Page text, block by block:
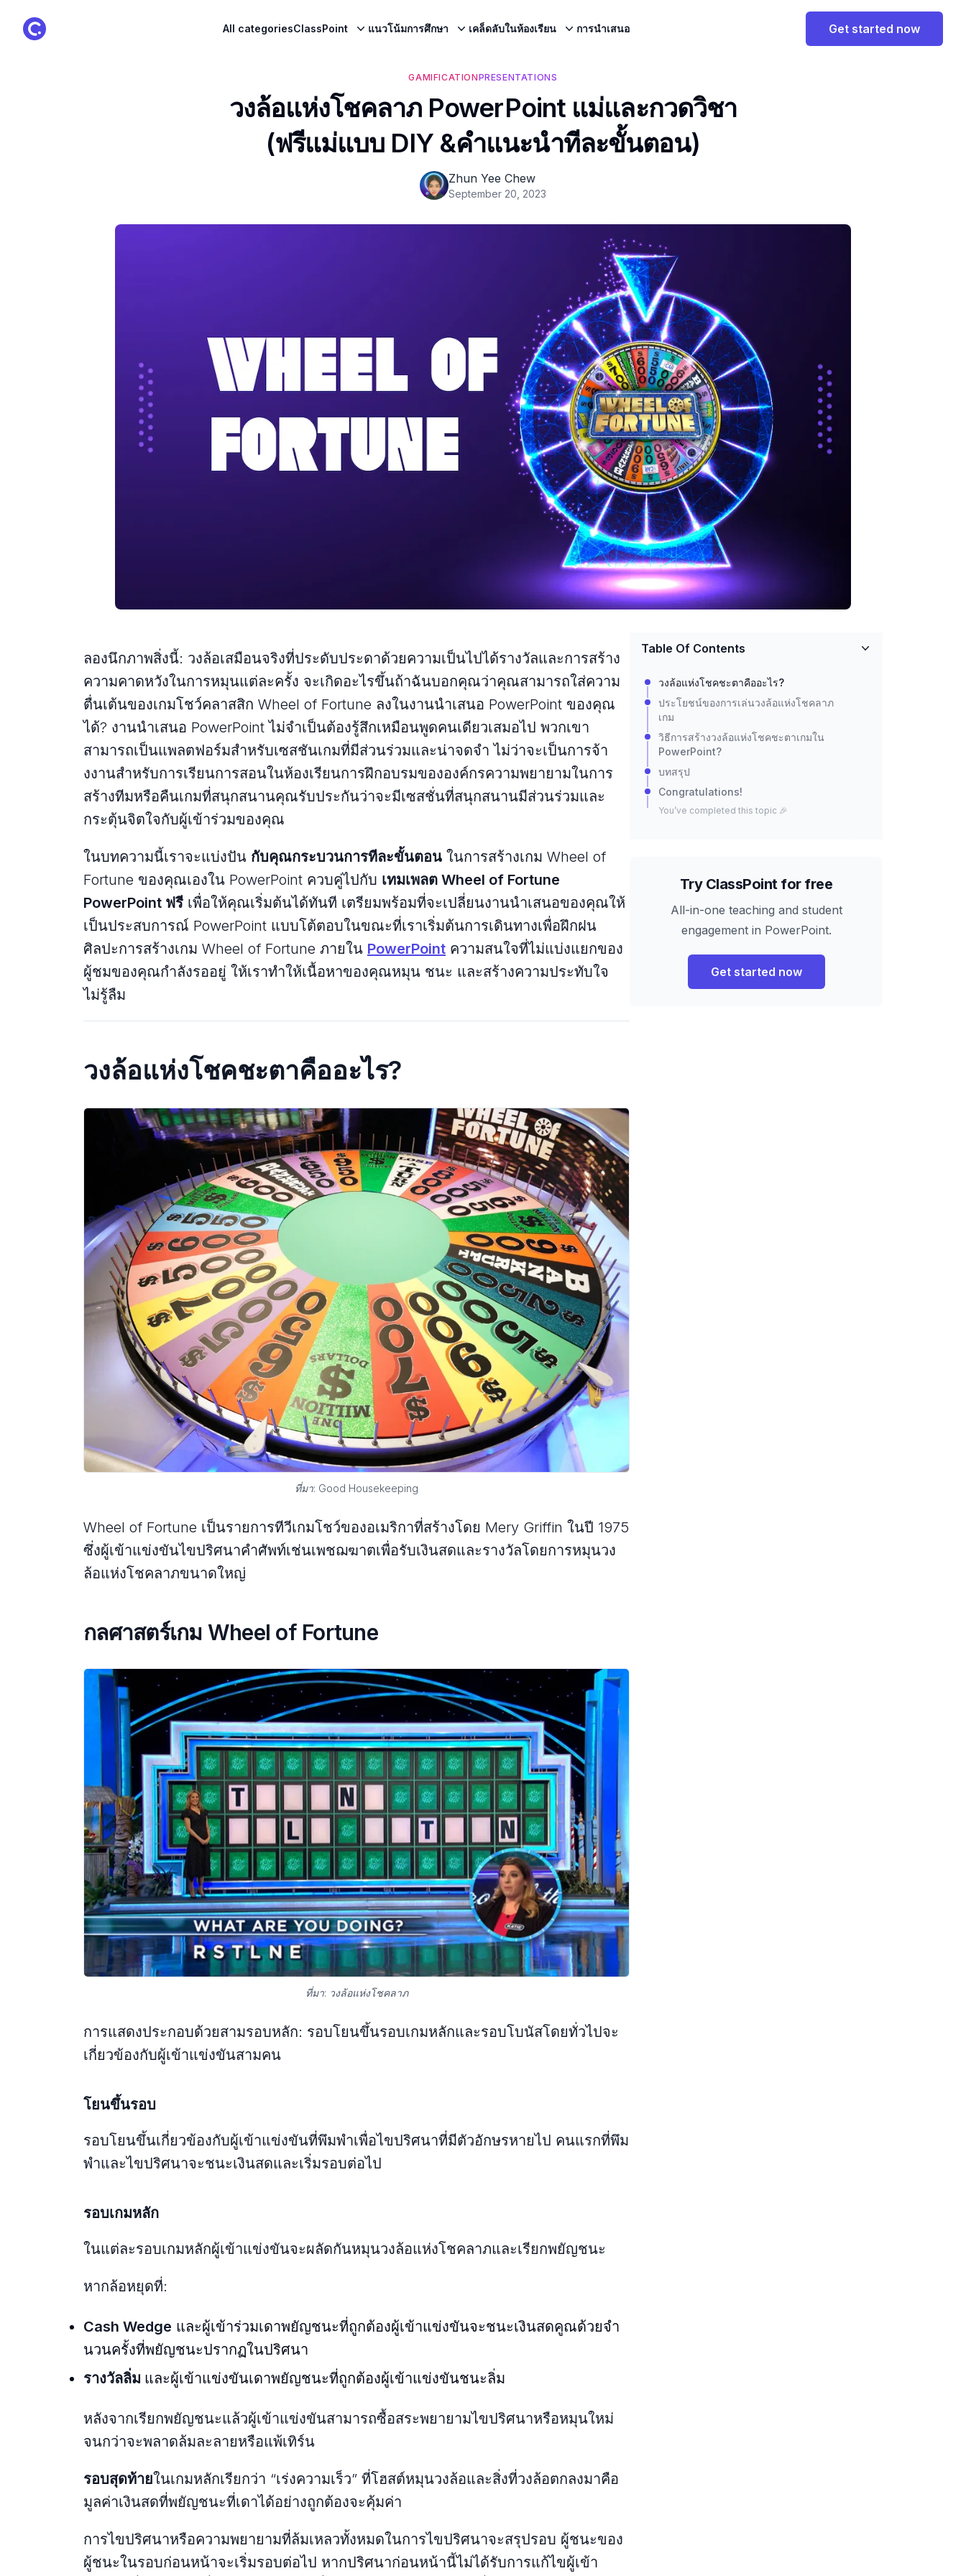
ClassPoint Logo All categoriesClassPoint แนวโน้มการศึกษา เคล็ดลับในห้องเรียน การนำเสนอ Get started now
GAMIFICATIONPRESENTATIONS
วงล้อแห่งโชคลาภ PowerPoint แม่และกวดวิชา
(ฟรีแม่แบบ DIY &คําแนะนําทีละขั้นตอน)
Zhun Yee Chew
September 20, 2023
ลองนึกภาพสิ่งนี้: วงล้อเสมือนจริงที่ประดับประดาด้วยความเป็นไปได้รางวัลและการสร้าง
ความคาดหวังในการหมุนแต่ละครั้ง จะเกิดอะไรขึ้นถ้าฉันบอกคุณว่าคุณสามารถใส่ความ
ตื่นเต้นของเกมโชว์คลาสสิก Wheel of Fortune ลงในงานนําเสนอ PowerPoint ของคุณ
ได้? งานนําเสนอ PowerPoint ไม่จําเป็นต้องรู้สึกเหมือนพูดคนเดียวเสมอไป พวกเขา
สามารถเป็นแพลตฟอร์มสําหรับเซสชันเกมที่มีส่วนร่วมและน่าจดจํา ไม่ว่าจะเป็นการจ้า
งงานสําหรับการเรียนการสอนในห้องเรียนการฝึกอบรมขององค์กรความพยายามในการ
สร้างทีมหรือคืนเกมที่สนุกสนานคุณรับประกันว่าจะมีเซสชั่นที่สนุกสนานมีส่วนร่วมและ
กระตุ้นจิตใจกับผู้เข้าร่วมของคุณ
ในบทความนี้เราจะแบ่งปัน กับคุณกระบวนการทีละขั้นตอน ในการสร้างเกม Wheel of
Fortune ของคุณเองใน PowerPoint ควบคู่ไปกับ เทมเพลต Wheel of Fortune
PowerPoint ฟรี เพื่อให้คุณเริ่มต้นได้ทันที เตรียมพร้อมที่จะเปลี่ยนงานนําเสนอของคุณให้
เป็นประสบการณ์ PowerPoint แบบโต้ตอบในขณะที่เราเริ่มต้นการเดินทางเพื่อฝึกฝน
ศิลปะการสร้างเกม Wheel of Fortune ภายใน PowerPoint ความสนใจที่ไม่แบ่งแยกของ
ผู้ชมของคุณกําลังรออยู่ ให้เราทําให้เนื้อหาของคุณหมุน ชนะ และสร้างความประทับใจ
ไม่รู้ลืม
วงล้อแห่งโชคชะตาคืออะไร?
ที่มา: Good Housekeeping
Wheel of Fortune เป็นรายการทีวีเกมโชว์ของอเมริกาที่สร้างโดย Mery Griffin ในปี 1975
ซึ่งผู้เข้าแข่งขันไขปริศนาคําศัพท์เช่นเพชฌฆาตเพื่อรับเงินสดและรางวัลโดยการหมุนวง
ล้อแห่งโชคลาภขนาดใหญ่
กลศาสตร์เกม Wheel of Fortune
ที่มา: วงล้อแห่งโชคลาภ
การแสดงประกอบด้วยสามรอบหลัก: รอบโยนขึ้นรอบเกมหลักและรอบโบนัสโดยทั่วไปจะ
เกี่ยวข้องกับผู้เข้าแข่งขันสามคน
โยนขึ้นรอบ
รอบโยนขึ้นเกี่ยวข้องกับผู้เข้าแข่งขันที่พึมพําเพื่อไขปริศนาที่มีตัวอักษรหายไป คนแรกที่พึม
พําและไขปริศนาจะชนะเงินสดและเริ่มรอบต่อไป
รอบเกมหลัก
ในแต่ละรอบเกมหลักผู้เข้าแข่งขันจะผลัดกันหมุนวงล้อแห่งโชคลาภและเรียกพยัญชนะ
หากล้อหยุดที่:
Cash Wedge และผู้เข้าร่วมเดาพยัญชนะที่ถูกต้องผู้เข้าแข่งขันจะชนะเงินสดคูณด้วยจํา
นวนครั้งที่พยัญชนะปรากฏในปริศนา
รางวัลลิ่ม และผู้เข้าแข่งขันเดาพยัญชนะที่ถูกต้องผู้เข้าแข่งขันชนะลิ่ม
หลังจากเรียกพยัญชนะแล้วผู้เข้าแข่งขันสามารถซื้อสระพยายามไขปริศนาหรือหมุนใหม่
จนกว่าจะพลาดล้มละลายหรือแพ้เทิร์น
รอบสุดท้ายในเกมหลักเรียกว่า “เร่งความเร็ว” ที่โฮสต์หมุนวงล้อและสิ่งที่วงล้อตกลงมาคือ
มูลค่าเงินสดที่พยัญชนะที่เดาได้อย่างถูกต้องจะคุ้มค่า
การไขปริศนาหรือความพยายามที่ล้มเหลวทั้งหมดในการไขปริศนาจะสรุปรอบ ผู้ชนะของ
ผู้ชนะในรอบก่อนหน้าจะเริ่มรอบต่อไป หากปริศนาก่อนหน้านี้ไม่ได้รับการแก้ไขผู้เข้า
Table Of Contents
วงล้อแห่งโชคชะตาคืออะไร?
ประโยชน์ของการเล่นวงล้อแห่งโชคลาภ
เกม
วิธีการสร้างวงล้อแห่งโชคชะตาเกมใน
PowerPoint?
บทสรุป
Congratulations!
You’ve completed this topic 🎉
Try ClassPoint for free
All-in-one teaching and student
engagement in PowerPoint.
Get started now